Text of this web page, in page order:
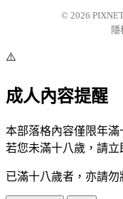
© 2026
隱
⚠️
成人內容提醒
本部落格內容僅限年滿
若您未滿十八歲，請立
已滿十八歲者，亦請勿